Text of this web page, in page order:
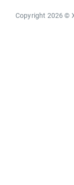
Copyright 2026 ©